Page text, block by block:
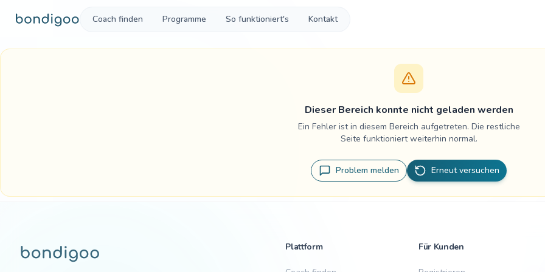
Coach finden Programme So funktioniert's Kontakt
Dieser Bereich konnte nicht geladen werden
Ein Fehler ist in diesem Bereich aufgetreten. Die restliche
Seite funktioniert weiterhin normal.
Problem melden Erneut versuchen
Plattform Für Kunden